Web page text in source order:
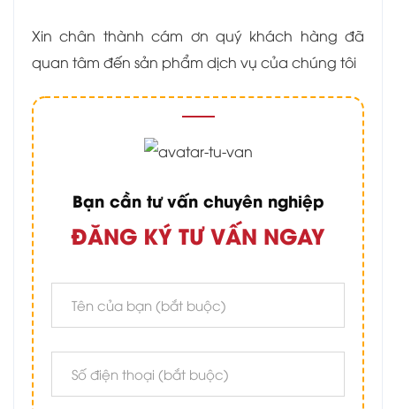
Xin chân thành cám ơn quý khách hàng đã
quan tâm đến sản phẩm dịch vụ của chúng tôi
Bạn cần tư vấn chuyên nghiệp
ĐĂNG KÝ TƯ VẤN NGAY